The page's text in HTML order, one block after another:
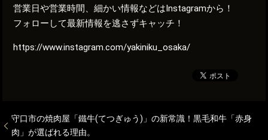
営業日や営業時間、細かい情報などはInstagramから！
フォローして最新情報を逃さずキャッチ！
https://www.instagram.com/yakiniku_osaka/
守口市の焼肉屋「鐵牛(てつぎゅう)」の新常識！黒毛和牛「赤身
肉」が選ばれる理由。